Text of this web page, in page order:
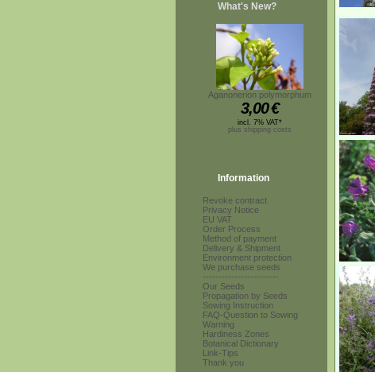
What's New?
Aganonerion polymorphum
3,00€
incl. 7% VAT*
plus shipping costs
Information
Revoke contract
Privacy Notice
EU VAT
Order Process
Method of payment
Delivery & Shipment
Environment protection
We purchase seeds
------------------------
Our Seeds
Propagation by Seeds
Sowing Instruction
FAQ-Question to Sowing
Warning
Hardiness Zones
Botanical Dictionary
Link-Tips
Thank you